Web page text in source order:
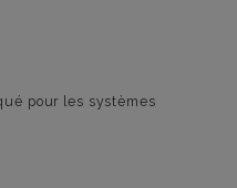
pour les systèmes